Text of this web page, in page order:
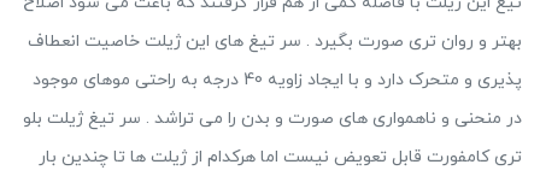
بهتر و روان تری صورت بگیرد . سر تیغ های این ژیلت خاصیت انعطاف
پذیری و متحرک دارد و با ایجاد زاویه 40 درجه به راحتی موهای موجود
در منحنی و ناهمواری های صورت و بدن را می تراشد . سر تیغ ژیلت بلو
تری کامفورت قابل تعویض نیست اما هرکدام از ژیلت ها تا چندین بار